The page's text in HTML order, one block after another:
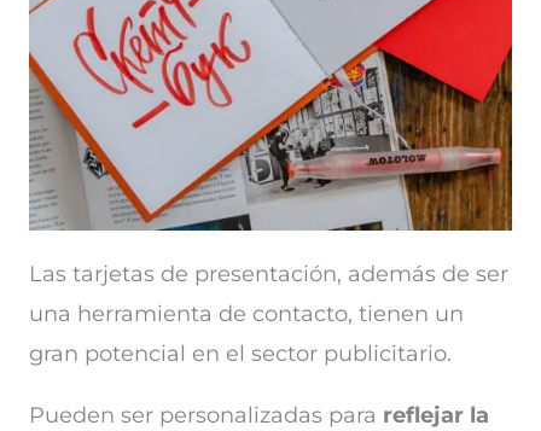
Las tarjetas de presentación, además de ser
una herramienta de contacto, tienen un
gran potencial en el sector publicitario.
Pueden ser personalizadas para reflejar la